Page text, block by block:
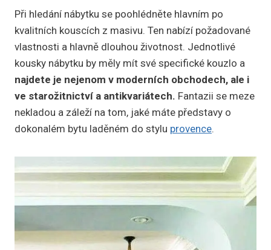
Při hledání nábytku se poohlédněte hlavním po
kvalitních kouscích z masivu. Ten nabízí požadované
vlastnosti a hlavně dlouhou životnost. Jednotlivé
kousky nábytku by měly mít své specifické kouzlo a
najdete je nejenom v moderních obchodech, ale i
ve starožitnictví a antikvariátech. Fantazii se meze
nekladou a záleží na tom, jaké máte představy o
dokonalém bytu laděném do stylu provence.